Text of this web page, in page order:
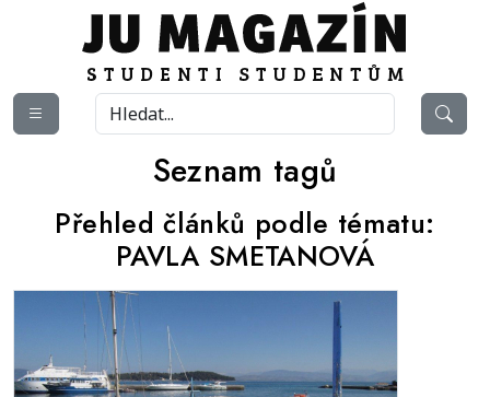
Seznam tagů
Přehled článků podle tématu:
PAVLA SMETANOVÁ